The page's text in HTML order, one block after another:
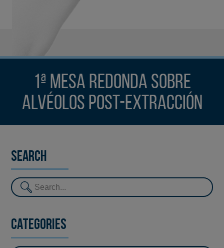
1ª Mesa redonda sobre
Alvéolos Post-extracción
Search
Categories